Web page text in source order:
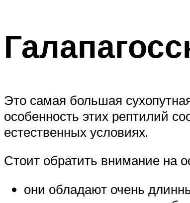
Это самая большая
особенность этих рептилий
естественных условиях.
Стоит обратить внимание на
они обладают очень